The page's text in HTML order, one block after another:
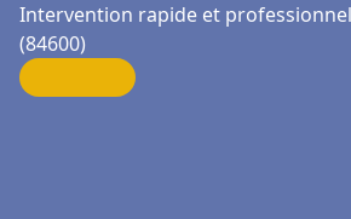
Intervention rapide et
(84600)